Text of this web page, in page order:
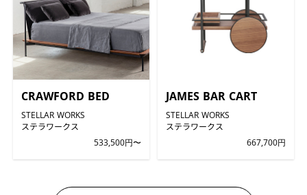
CRAWFORD BED
STELLAR WORKS
ステラワークス
533,500円〜
JAMES BAR CART
STELLAR WORKS
ステラワークス
667,700円